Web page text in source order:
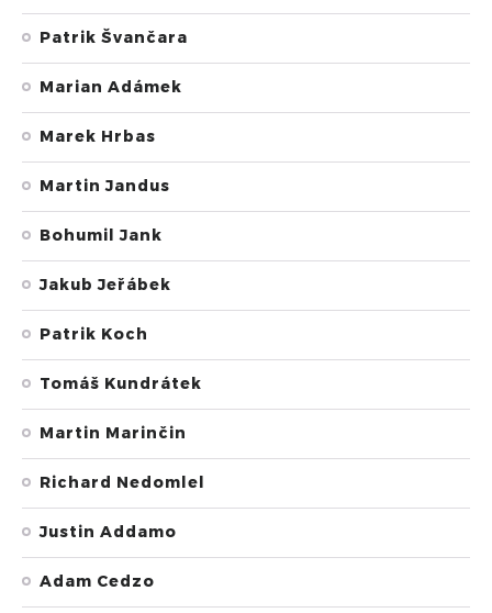
Patrik Švančara
Marian Adámek
Marek Hrbas
Martin Jandus
Bohumil Jank
Jakub Jeřábek
Patrik Koch
Tomáš Kundrátek
Martin Marinčin
Richard Nedomlel
Justin Addamo
Adam Cedzo